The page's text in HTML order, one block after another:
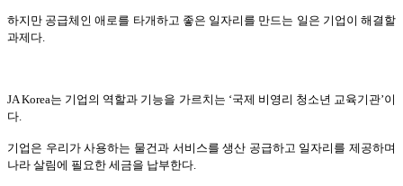
하지만 공급체인 애로를 타개하고 좋은 일자리를 만드는 일은 기업이 해결할
과제다.
JA Korea는 기업의 역할과 기능을 가르치는 ‘국제 비영리 청소년 교육기관’이
다.
기업은 우리가 사용하는 물건과 서비스를 생산 공급하고 일자리를 제공하며
나라 살림에 필요한 세금을 납부한다.